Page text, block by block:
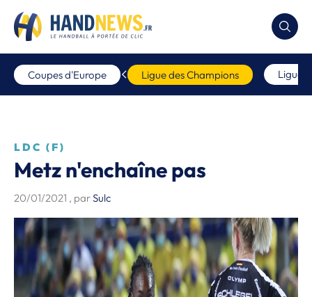
Coupes d'Europe Ligue des Champions Ligue
LDC (F)
Metz n'enchaîne pas
20/01/2021 , parSulc